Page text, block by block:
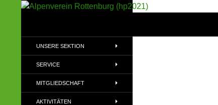
(DAV)
UNSERE SEKTION
SERVICE
MITGLIEDSCHAFT
AKTIVITÄTEN